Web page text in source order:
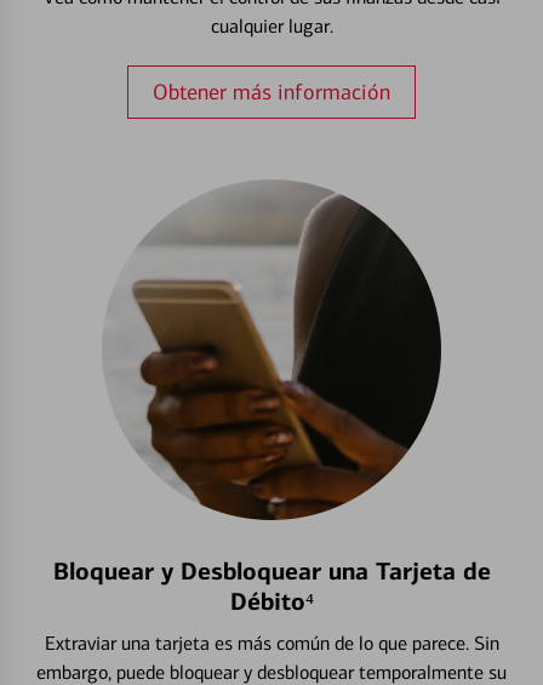
cualquier lugar.
Obtener más información
Bloquear y Desbloquear una Tarjeta de
Débito⁴
Extraviar una tarjeta es más común de lo que parece. Sin
embargo, puede bloquear y desbloquear temporalmente su